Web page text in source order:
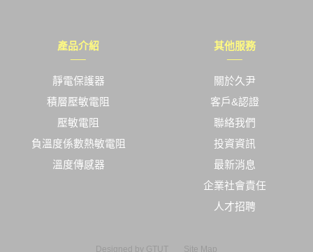
產品介紹
靜電保護器
積層壓敏電阻
壓敏電阻
負溫度係數熱敏電阻
溫度傳感器
其他服務
關於久尹
客戶&認證
聯絡我們
投資資訊
最新消息
企業社會責任
人才招聘
Designed by GTUT Site Map